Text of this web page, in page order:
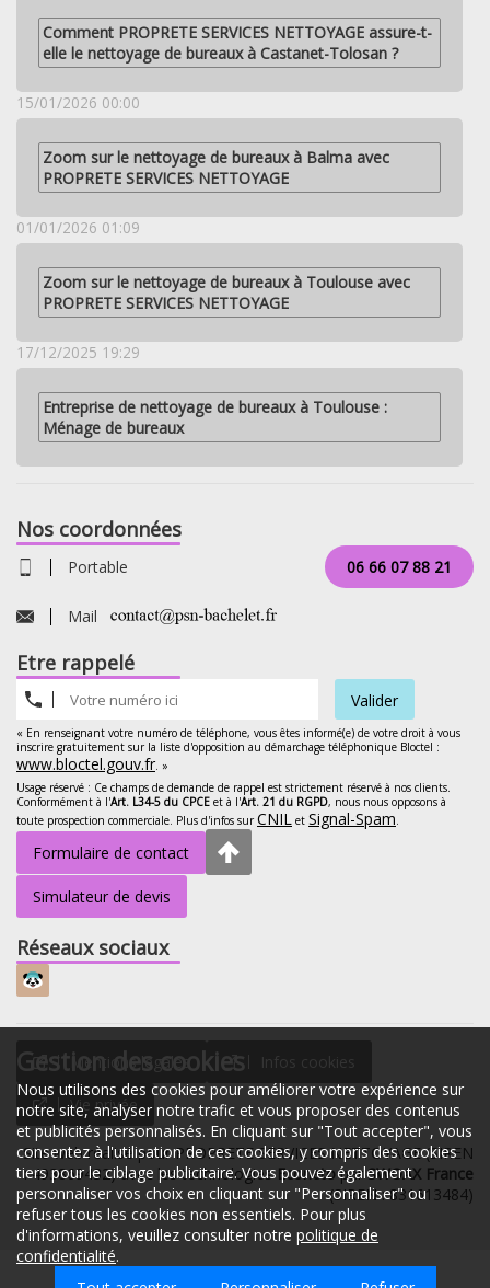
Gestion des cookies
Nous utilisons des cookies pour améliorer votre expérience sur
notre site, analyser notre trafic et vous proposer des contenus
et publicités personnalisés. En cliquant sur "Tout accepter", vous
consentez à l'utilisation de ces cookies, y compris des cookies
tiers pour le ciblage publicitaire. Vous pouvez également
personnaliser vos choix en cliquant sur "Personnaliser" ou
refuser tous les cookies non essentiels. Pour plus
d'informations, veuillez consulter notre politique de
confidentialité.
Comment PROPRETE SERVICES NETTOYAGE assure-t-
elle le nettoyage de bureaux à Castanet-Tolosan ?
15/01/2026 00:00
Zoom sur le nettoyage de bureaux à Balma avec
PROPRETE SERVICES NETTOYAGE
01/01/2026 01:09
Zoom sur le nettoyage de bureaux à Toulouse avec
PROPRETE SERVICES NETTOYAGE
17/12/2025 19:29
Entreprise de nettoyage de bureaux à Toulouse :
Ménage de bureaux
Nos coordonnées
Portable 06 66 07 88 21
Mail
Etre rappelé
Valider
« En renseignant votre numéro de téléphone, vous êtes informé(e) de votre droit à vous
inscrire gratuitement sur la liste d'opposition au démarchage téléphonique Bloctel :
www.bloctel.gouv.fr. »
Usage réservé : Ce champs de demande de rappel est strictement réservé à nos clients.
Conformément à l'Art. L34-5 du CPCE et à l'Art. 21 du RGPD, nous nous opposons à
toute prospection commerciale. Plus d'infos surCNIL et Signal-Spam.
Formulaire de contact
Simulateur de devis
Réseaux sociaux
Mentions légales Infos cookies
Vie privée
Site web réalisé pour PROPRETE SERVICES NETTOYAGE (SIREN
: 493869432) avec les technologiesEconetoparSWOAX France
(SIREN : 831613484)